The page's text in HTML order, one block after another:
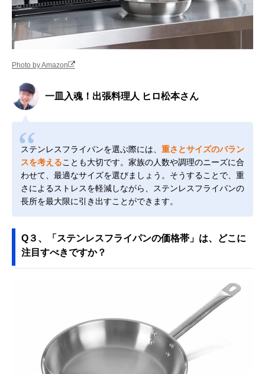
Photo by Amazon
一皿入魂！出張料理人 ヒロ松本さん
ステンレスフライパンを選ぶ際には、 重さとサイズのバラン
スを考えることも大切です。家族の人数や調理のニーズに合
わせて、最適なサイズを選びましょう。そうすることで、重
さによるストレスを軽減しながら、ステンレスフライパンの
長所を最大限に引き出すことができます。
Q３、「ステンレスフライパンの価格帯」は、どこに
注目すべきですか？